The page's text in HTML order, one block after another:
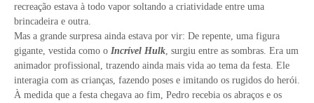
recreação estava à todo vapor soltando a criatividade entre uma
brincadeira e outra.
Mas a grande surpresa ainda estava por vir: De repente, uma figura
gigante, vestida como o Incrível Hulk , surgiu entre as sombras. Era um
animador profissional, trazendo ainda mais vida ao tema da festa. Ele
interagia com as crianças, fazendo poses e imitando os rugidos do herói.
À medida que a festa chegava ao fim, Pedro recebia os abraços e os